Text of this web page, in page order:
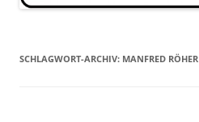
SCHLAGWORT-ARCHIV: MANFRED RÖHER